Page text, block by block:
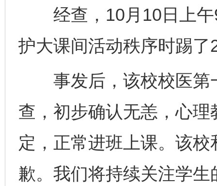
经查，10月10日上午
护大课间活动秩序时踢
事发后，该校校医第
查，初步确认无恙，心
定，正常进班上课。该
歉。我们将持续关注学